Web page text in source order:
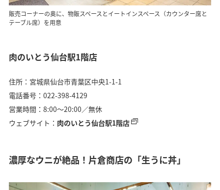
販売コーナーの奥に、物販スペースとイートインスペース（カウンター席と
テーブル席）を用意
肉のいとう仙台駅1階店
住所：宮城県仙台市青葉区中央1-1-1
電話番号：022-398-4129
営業時間：8:00〜20:00／無休
ウェブサイト： 肉のいとう仙台駅1階店
濃厚なウニが絶品！片倉商店の「生うに丼」